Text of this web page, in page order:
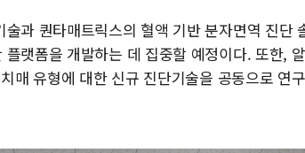
'화합' 꺼
李대통
과 퀀타매트릭스의 혈액 기반 분자면역 진단
랫폼을 개발하는 데 집중할 예정이다. 또한,
매 유형에 대한 신규 진단기술을 공동으로 연